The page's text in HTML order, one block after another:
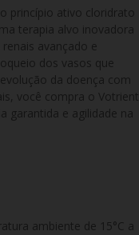
o princípio ativo cloridrato
terapia alvo inovadora
avançado e
dos vasos que
da doença com
você compra o Votrient
garantida e agilidade na
ambiente de 15°C a